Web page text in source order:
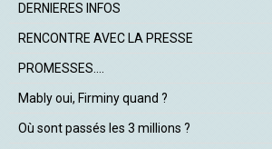
DERNIERES INFOS
RENCONTRE AVEC LA PRESSE
PROMESSES....
Mably oui, Firminy quand ?
Où sont passés les 3 millions ?